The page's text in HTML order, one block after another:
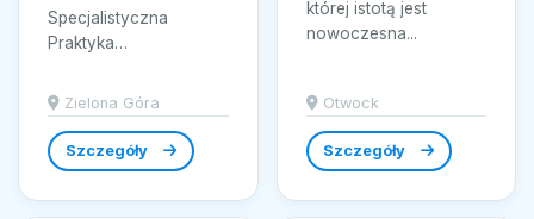
Specjalistyczna
Praktyka
Joanna i Leszek
Chlamtacz w Zielonej
Górze oferuje
kompleksową...
Zielona Góra
Szczegóły
której istotą jest
nowoczesna...
Otwock
Szczegóły